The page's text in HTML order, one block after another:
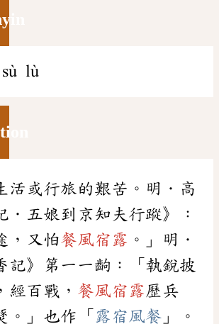
lù
活或行旅的艱苦。明．高
．五娘到京知夫行蹤》：
，又怕餐風宿露 。」明．
記》第一一齣：「執銳披
經百戰， 餐風宿露歷兵
。」也作「 露宿風餐 」。